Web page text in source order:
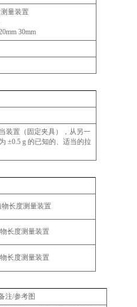
量装置
30mm
装置（固定夹具），从另一
±0.5 g 的已知的、适当的拉
注/参考图